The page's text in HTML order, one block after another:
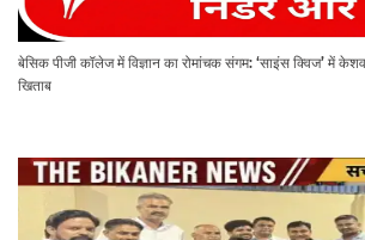
बेसिक पीजी कॉलेज में विज्ञान का रोमांचक संगम: ‘साइंस क्विज’ में
खिताब